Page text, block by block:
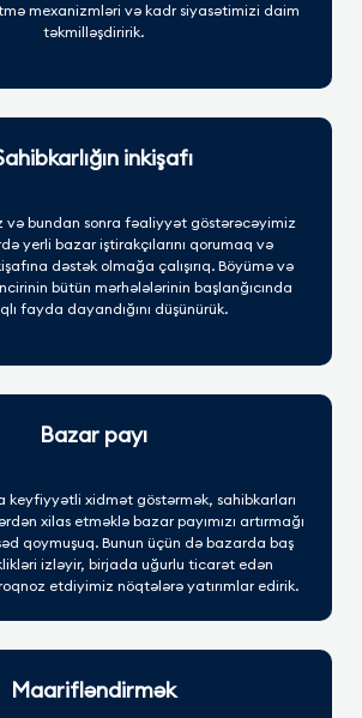
mexanizmləri və kadr siyasətimizi daim
təkmilləşdiririk.
inkişafı
bundan sonra fəaliyyət göstərəcəyimiz
yerli bazar iştirakçılarını qorumaq və
dəstək olmağa çalışırıq. Böyümə və
bütün mərhələlərinin başlanğıcında
fayda dayandığını düşünürük.
Bazar payı
keyfiyyətli xidmət göstərmək, sahibkarları
xilas etməklə bazar payımızı artırmağı
qoymuşuq. Bunun üçün də bazarda baş
izləyir, birjada uğurlu ticarət edən
etdiyimiz nöqtələrə yatırımlar edirik.
Maarifləndirmək